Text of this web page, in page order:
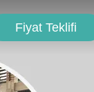
Fiyat Teklifi